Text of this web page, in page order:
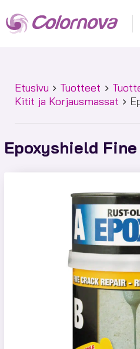
Etusivu Tuotteet
Kitit ja Korjausmassat
Epoxyshield